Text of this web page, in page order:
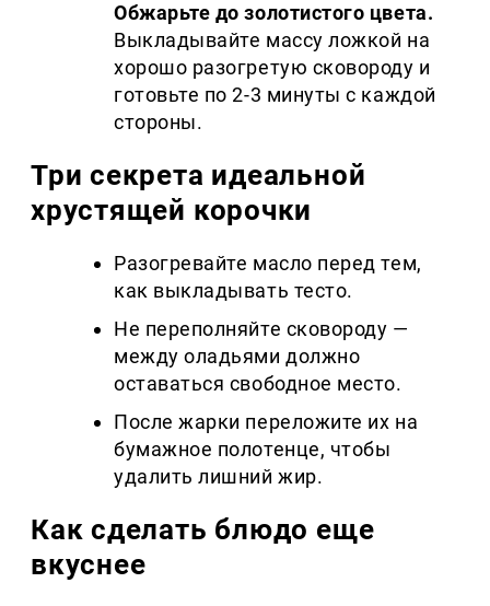
Обжарьте до золотистого цвета.
Выкладывайте массу ложкой на
хорошо разогретую сковороду и
готовьте по 2-3 минуты с каждой
стороны.
Три секрета идеальной
хрустящей корочки
Разогревайте масло перед тем,
как выкладывать тесто.
Не переполняйте сковороду —
между оладьями должно
оставаться свободное место.
После жарки переложите их на
бумажное полотенце, чтобы
удалить лишний жир.
Как сделать блюдо еще
вкуснее